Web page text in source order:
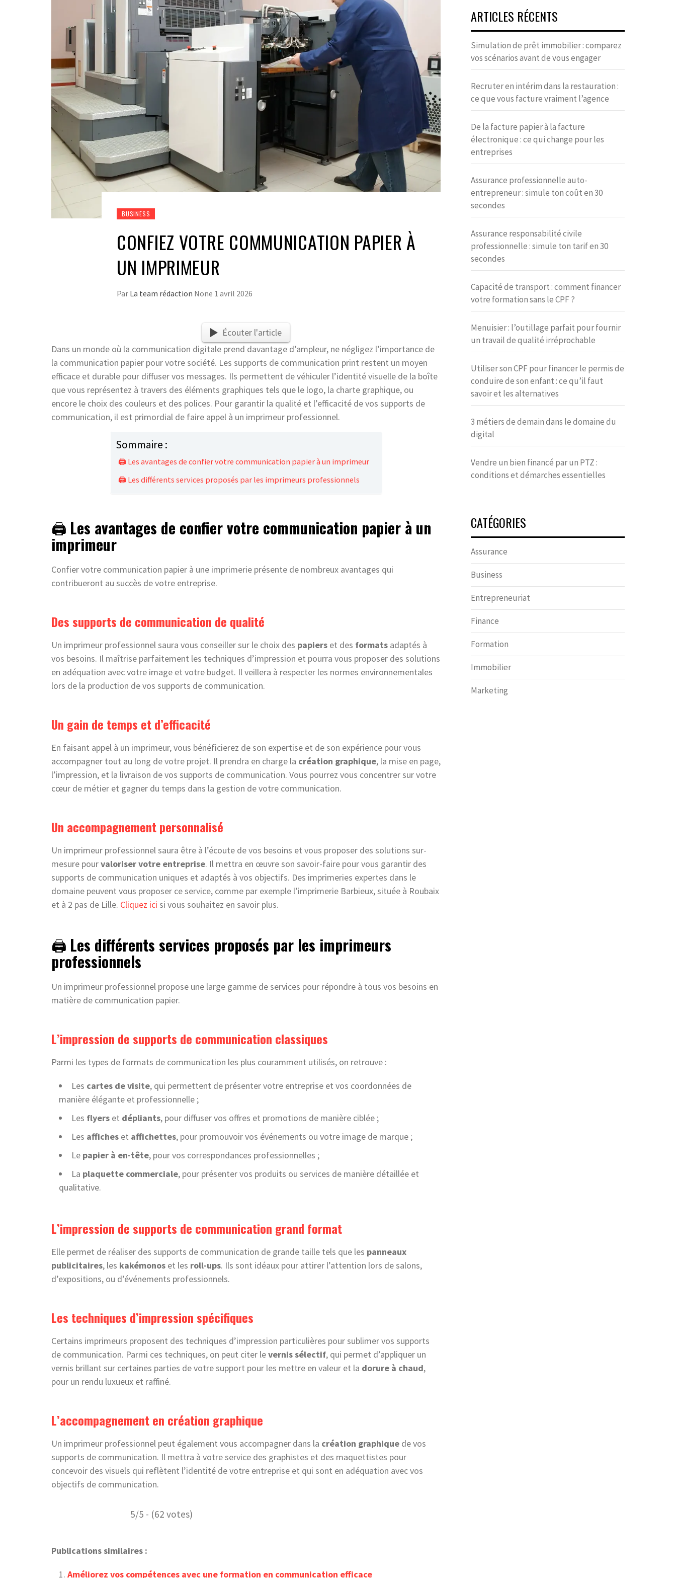
BUSINESS
CONFIEZ VOTRE COMMUNICATION PAPIER À
UN IMPRIMEUR
Par La team rédaction None 1 avril 2026
Écouter l'article
Dans un monde où la communication digitale prend davantage d’ampleur, ne négligez l’importance de
la communication papier pour votre société. Les supports de communication print restent un moyen
efficace et durable pour diffuser vos messages. Ils permettent de véhiculer l’identité visuelle de la boîte
que vous représentez à travers des éléments graphiques tels que le logo, la charte graphique, ou
encore le choix des couleurs et des polices. Pour garantir la qualité et l’efficacité de vos supports de
communication, il est primordial de faire appel à un imprimeur professionnel.
Sommaire :
🖨️ Les avantages de confier votre communication papier à un imprimeur
🖨️ Les différents services proposés par les imprimeurs professionnels
🖨️ Les avantages de confier votre communication papier à un
imprimeur
Confier votre communication papier à une imprimerie présente de nombreux avantages qui
contribueront au succès de votre entreprise.
Des supports de communication de qualité
Un imprimeur professionnel saura vous conseiller sur le choix des papiers et des formats adaptés à
vos besoins. Il maîtrise parfaitement les techniques d’impression et pourra vous proposer des solutions
en adéquation avec votre image et votre budget. Il veillera à respecter les normes environnementales
lors de la production de vos supports de communication.
Un gain de temps et d’efficacité
En faisant appel à un imprimeur, vous bénéficierez de son expertise et de son expérience pour vous
accompagner tout au long de votre projet. Il prendra en charge la création graphique, la mise en page,
l’impression, et la livraison de vos supports de communication. Vous pourrez vous concentrer sur votre
cœur de métier et gagner du temps dans la gestion de votre communication.
Un accompagnement personnalisé
Un imprimeur professionnel saura être à l’écoute de vos besoins et vous proposer des solutions sur-
mesure pourvaloriser votre entreprise. Il mettra en œuvre son savoir-faire pour vous garantir des
supports de communication uniques et adaptés à vos objectifs. Des imprimeries expertes dans le
domaine peuvent vous proposer ce service, comme par exemple l’imprimerie Barbieux, située à Roubaix
et à 2 pas de Lille. Cliquez ici si vous souhaitez en savoir plus.
🖨️ Les différents services proposés par les imprimeurs
professionnels
Un imprimeur professionnel propose une large gamme de services pour répondre à tous vos besoins en
matière de communication papier.
L’impression de supports de communication classiques
Parmi les types de formats de communication les plus couramment utilisés, on retrouve :
Les cartes de visite, qui permettent de présenter votre entreprise et vos coordonnées de
manière élégante et professionnelle ;
Les flyers et dépliants, pour diffuser vos offres et promotions de manière ciblée ;
Les affiches et affichettes, pour promouvoir vos événements ou votre image de marque ;
Le papier à en-tête, pour vos correspondances professionnelles ;
La plaquette commerciale, pour présenter vos produits ou services de manière détaillée et
qualitative.
L’impression de supports de communication grand format
Elle permet de réaliser des supports de communication de grande taille tels que les panneaux
publicitaires, les kakémonos et les roll-ups. Ils sont idéaux pour attirer l’attention lors de salons,
d’expositions, ou d’événements professionnels.
Les techniques d’impression spécifiques
Certains imprimeurs proposent des techniques d’impression particulières pour sublimer vos supports
de communication. Parmi ces techniques, on peut citer levernis sélectif, qui permet d’appliquer un
vernis brillant sur certaines parties de votre support pour les mettre en valeur et la dorure à chaud,
pour un rendu luxueux et raffiné.
L’accompagnement en création graphique
Un imprimeur professionnel peut également vous accompagner dans la création graphique de vos
supports de communication. Il mettra à votre service des graphistes et des maquettistes pour
concevoir des visuels qui reflètent l’identité de votre entreprise et qui sont en adéquation avec vos
objectifs de communication.
5/5 - (62 votes)
Publications similaires :
Améliorez vos compétences avec une formation en communication efficace
ARTICLES RÉCENTS
Simulation de prêt immobilier : comparez
vos scénarios avant de vous engager
Recruter en intérim dans la restauration :
ce que vous facture vraiment l’agence
De la facture papier à la facture
électronique : ce qui change pour les
entreprises
Assurance professionnelle auto-
entrepreneur : simule ton coût en 30
secondes
Assurance responsabilité civile
professionnelle : simule ton tarif en 30
secondes
Capacité de transport : comment financer
votre formation sans le CPF ?
Menuisier : l’outillage parfait pour fournir
un travail de qualité irréprochable
Utiliser son CPF pour financer le permis de
conduire de son enfant : ce qu’il faut
savoir et les alternatives
3 métiers de demain dans le domaine du
digital
Vendre un bien financé par un PTZ :
conditions et démarches essentielles
CATÉGORIES
Assurance
Business
Entrepreneuriat
Finance
Formation
Immobilier
Marketing